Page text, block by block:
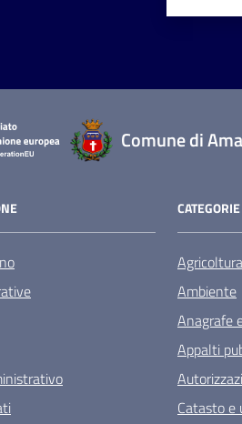
Comune di
Ambiente
Anagrafe
Appalti
Catasto e